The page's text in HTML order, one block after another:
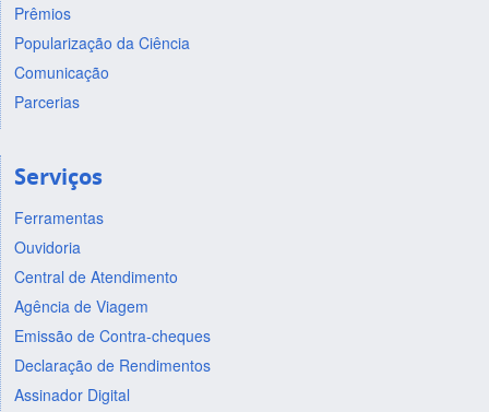
Prêmios
Popularização da Ciência
Comunicação
Parcerias
Serviços
Ferramentas
Ouvidoria
Central de Atendimento
Agência de Viagem
Emissão de Contra-cheques
Declaração de Rendimentos
Assinador Digital